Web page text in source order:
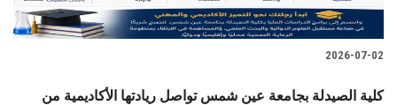
2026-07-02
كلية الصيدلة بجامعة عين شمس تواصل ريادتها الأكاديمية من